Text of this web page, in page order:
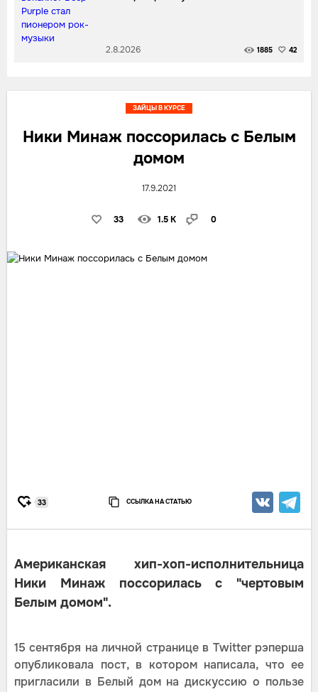
2.8.2026 1885 42
Ники Минаж поссорилась с Белым
домом
17.9.2021
33 1.5 K 0
ЗАЙЦЫ В КУРСЕ
33 ССЫЛКА НА СТАТЬЮ
Американская хип-хоп-исполнительница
Ники Минаж поссорилась с "чертовым
Белым домом".
15 сентября на личной странице в Twitter рэперша
опубликовала пост, в котором написала, что ее
пригласили в Белый дом на дискуссию о пользе